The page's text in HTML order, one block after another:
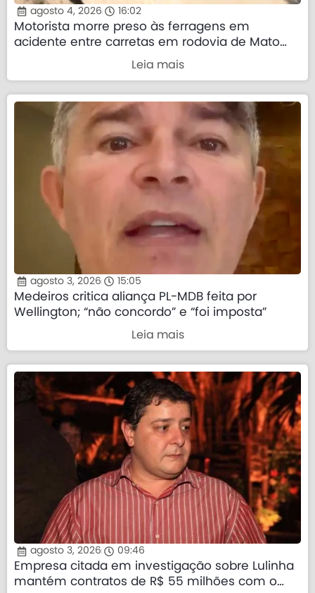
agosto 4, 2026 16:02
Motorista morre preso às ferragens em
acidente entre carretas em rodovia de Mato
Leia mais
agosto 3, 2026 15:05
Medeiros critica aliança PL-MDB feita por
Wellington; “não concordo” e “foi imposta”
Leia mais
agosto 3, 2026 09:46
Empresa citada em investigação sobre Lulinha
mantém contratos de R$ 55 milhões com o